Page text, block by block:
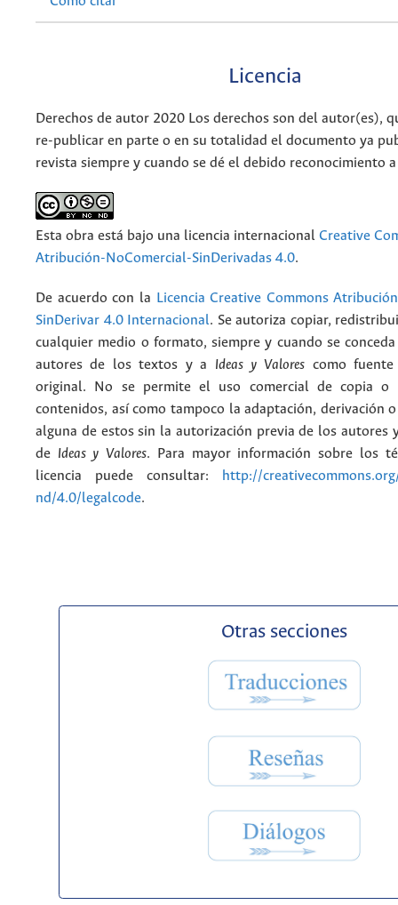
Licencia
Derechos de autor 2020 Los derechos son del autor(es),
re-publicar en parte o en su totalidad el documento ya
revista siempre y cuando se dé el debido reconocimiento
Esta obra está bajo una licencia internacional Creative
Atribución-NoComercial-SinDerivadas 4.0.
De acuerdo con la Licencia Creative Commons
SinDerivar 4.0 Internacional. Se autoriza copiar,
cualquier medio o formato, siempre y cuando se
autores de los textos y a Ideas y Valores como
original. No se permite el uso comercial de copia o
contenidos, así como tampoco la adaptación, derivación
alguna de estos sin la autorización previa de los autores
de Ideas y Valores. Para mayor información sobre los
licencia puede consultar:
http://
nd/4.0/legalcode.
Otras secciones